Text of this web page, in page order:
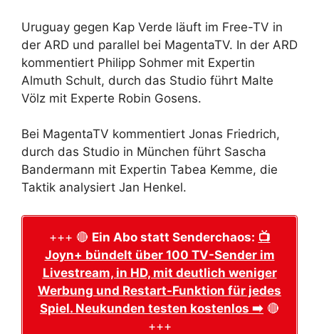
Uruguay gegen Kap Verde läuft im Free-TV in
der ARD und parallel bei MagentaTV. In der ARD
kommentiert Philipp Sohmer mit Expertin
Almuth Schult, durch das Studio führt Malte
Völz mit Experte Robin Gosens.
Bei MagentaTV kommentiert Jonas Friedrich,
durch das Studio in München führt Sascha
Bandermann mit Expertin Tabea Kemme, die
Taktik analysiert Jan Henkel.
+++ 🔴 Ein Abo statt Senderchaos: 📺
Joyn+ bündelt über 100 TV-Sender im
Livestream, in HD, mit deutlich weniger
Werbung und Restart-Funktion für jedes
Spiel. Neukunden testen kostenlos ➡️ 🔴
+++